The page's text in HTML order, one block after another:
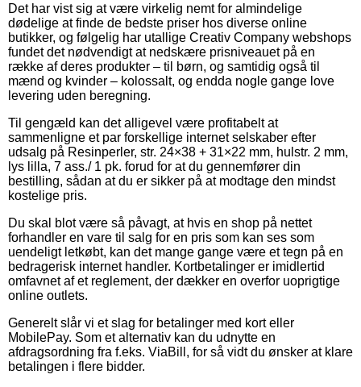
Det har vist sig at være virkelig nemt for almindelige
dødelige at finde de bedste priser hos diverse online
butikker, og følgelig har utallige Creativ Company webshops
fundet det nødvendigt at nedskære prisniveauet på en
række af deres produkter – til børn, og samtidig også til
mænd og kvinder – kolossalt, og endda nogle gange love
levering uden beregning.
Til gengæld kan det alligevel være profitabelt at
sammenligne et par forskellige internet selskaber efter
udsalg på Resinperler, str. 24×38 + 31×22 mm, hulstr. 2 mm,
lys lilla, 7 ass./ 1 pk. forud for at du gennemfører din
bestilling, sådan at du er sikker på at modtage den mindst
kostelige pris.
Du skal blot være så påvagt, at hvis en shop på nettet
forhandler en vare til salg for en pris som kan ses som
uendeligt letkøbt, kan det mange gange være et tegn på en
bedragerisk internet handler. Kortbetalinger er imidlertid
omfavnet af et reglement, der dækker en overfor uoprigtige
online outlets.
Generelt slår vi et slag for betalinger med kort eller
MobilePay. Som et alternativ kan du udnytte en
afdragsordning fra f.eks. ViaBill, for så vidt du ønsker at klare
betalingen i flere bidder.